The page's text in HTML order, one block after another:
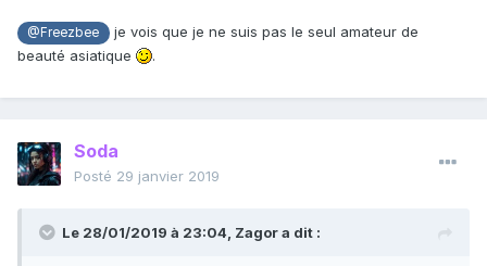
@Freezbee
je vois que je ne suis pas le seul amateur de
beauté asiatique
.
Soda
Posté 29 janvier 2019
Le 28/01/2019 à 23:04, Zagora dit :